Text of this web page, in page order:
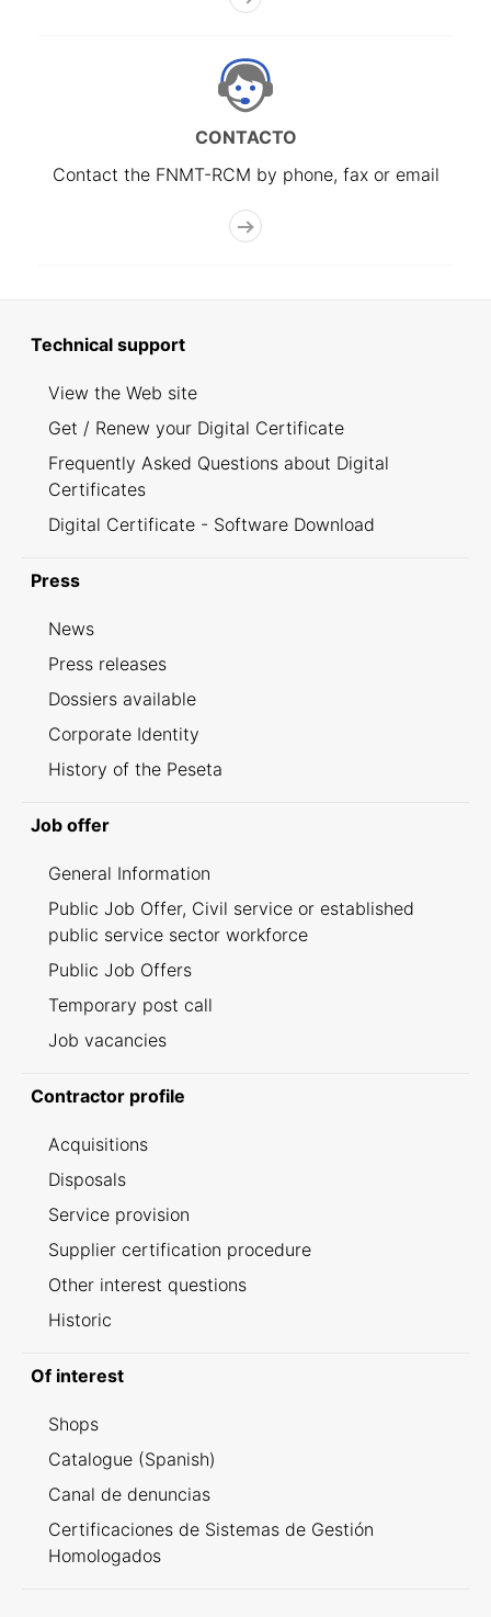
CONTACTO
Contact the FNMT-RCM by phone, fax or email
Technical support
View the Web site
Get / Renew your Digital Certificate
Frequently Asked Questions about Digital
Certificates
Digital Certificate - Software Download
Press
News
Press releases
Dossiers available
Corporate Identity
History of the Peseta
Job offer
General Information
Public Job Offer, Civil service or established
public service sector workforce
Public Job Offers
Temporary post call
Job vacancies
Contractor profile
Acquisitions
Disposals
Service provision
Supplier certification procedure
Other interest questions
Historic
Of interest
Shops
Catalogue (Spanish)
Canal de denuncias
Certificaciones de Sistemas de Gestión
Homologados